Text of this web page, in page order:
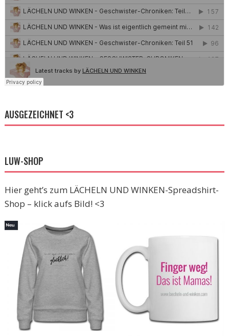
AUSGEZEICHNET <3
LUW-SHOP
Hier geht’s zum LÄCHELN UND WINKEN-Spreadshirt-
Shop – klick aufs Bild! <3